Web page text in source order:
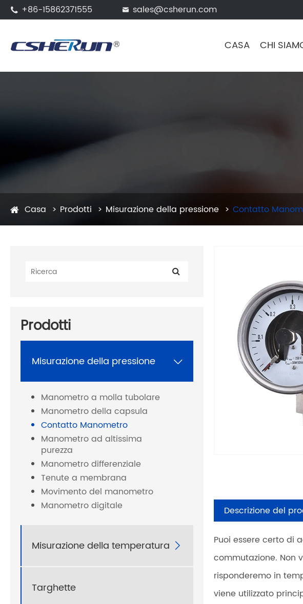
 +86-15862371555  sales@csherun.com
CASA CHI
Casa Prodotti Misurazione della pressione Contatto
Prodotti
Misurazione della pressione 
Manometro a molla tubolare
Manometro della capsula
Contatto Manometro
Manometro ad altissima
purezza
Manometro differenziale
Tenute a membrana
Movimento del manometro
Manometro digitale
Misurazione della temperatura 
Targhette
Descrizione del
Puoi essere certo di
commutazione. Non
risponderemo in
viene utilizzato